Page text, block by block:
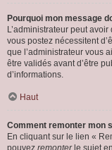
Pourquoi mon message
L’administrateur peut
vous postez nécessitent
que l’administrateur vous
être validés avant d’être
d’informations.
Haut
Comment remonter mon
En cliquant sur le lien «
pouvez remonterle sujet